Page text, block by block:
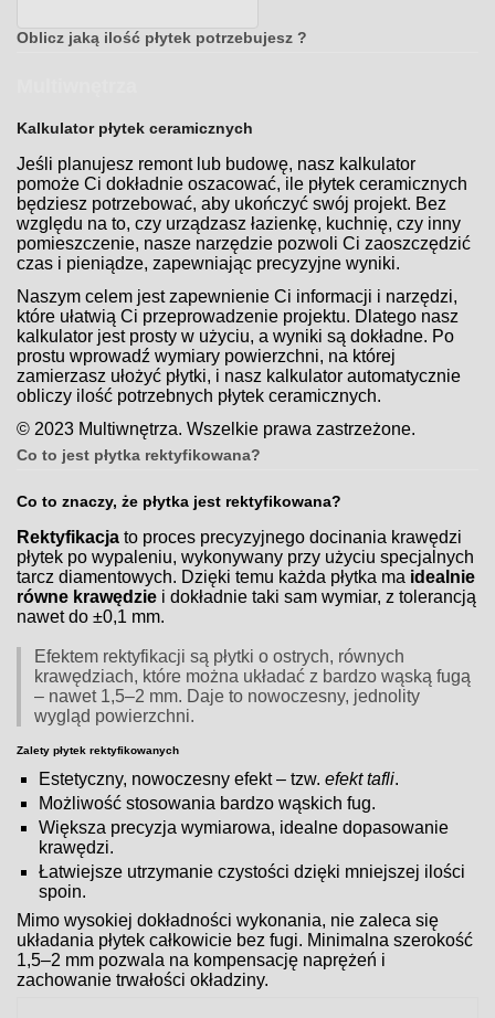
Oblicz jaką ilość płytek potrzebujesz ?
Kalkulator płytek ceramicznych
Jeśli planujesz remont lub budowę, nasz kalkulator
pomoże Ci dokładnie oszacować, ile płytek ceramicznych
będziesz potrzebować, aby ukończyć swój projekt. Bez
względu na to, czy urządzasz łazienkę, kuchnię, czy inny
pomieszczenie, nasze narzędzie pozwoli Ci zaoszczędzić
czas i pieniądze, zapewniając precyzyjne wyniki.
Naszym celem jest zapewnienie Ci informacji i narzędzi,
które ułatwią Ci przeprowadzenie projektu. Dlatego nasz
kalkulator jest prosty w użyciu, a wyniki są dokładne. Po
prostu wprowadź wymiary powierzchni, na której
zamierzasz ułożyć płytki, i nasz kalkulator automatycznie
obliczy ilość potrzebnych płytek ceramicznych.
© 2023 Multiwnętrza. Wszelkie prawa zastrzeżone.
Co to jest płytka rektyfikowana?
Co to znaczy, że płytka jest rektyfikowana?
Rektyfikacja to proces precyzyjnego docinania krawędzi
płytek po wypaleniu, wykonywany przy użyciu specjalnych
tarcz diamentowych. Dzięki temu każda płytka ma idealnie
równe krawędzie i dokładnie taki sam wymiar, z tolerancją
nawet do ±0,1 mm.
Efektem rektyfikacji są płytki o ostrych, równych
krawędziach, które można układać z bardzo wąską fugą
– nawet 1,5–2 mm. Daje to nowoczesny, jednolity
wygląd powierzchni.
Zalety płytek rektyfikowanych
Estetyczny, nowoczesny efekt – tzw.efekt tafli.
Możliwość stosowania bardzo wąskich fug.
Większa precyzja wymiarowa, idealne dopasowanie
krawędzi.
Łatwiejsze utrzymanie czystości dzięki mniejszej ilości
spoin.
Mimo wysokiej dokładności wykonania, nie zaleca się
układania płytek całkowicie bez fugi. Minimalna szerokość
1,5–2 mm pozwala na kompensację naprężeń i
zachowanie trwałości okładziny.